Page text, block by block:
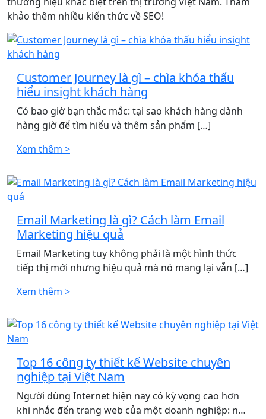
khảo thêm nhiều kiến thức về SEO!
Customer Journey là gì – chìa khóa thấu
hiểu insight khách hàng
Có bao giờ bạn thắc mắc: tại sao khách hàng dành
hàng giờ để tìm hiểu và thêm sản phẩm […]
Xem thêm >
Email Marketing là gì? Cách làm Email
Marketing hiệu quả
Email Marketing tuy không phải là một hình thức
tiếp thị mới nhưng hiệu quả mà nó mang lại vẫn […]
Xem thêm >
Top 16 công ty thiết kế Website chuyên
nghiệp tại Việt Nam
Người dùng Internet hiện nay có kỳ vọng cao hơn
khi nhắc đến trang web của một doanh nghiệp: nó